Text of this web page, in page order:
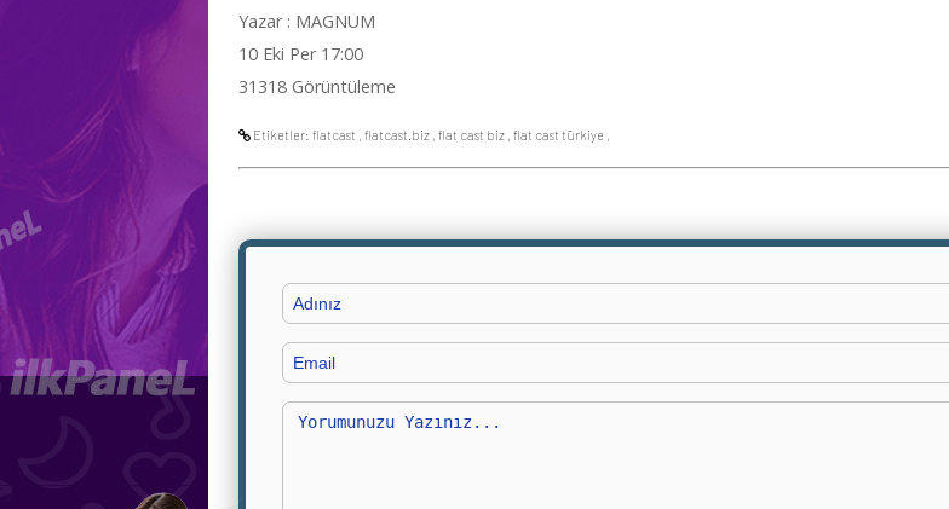
Yazar : MAGNUM
10 Eki Per 17:00
31318 Görüntüleme
Etiketler: flatcast , flatcast.biz , flat cast biz , flat cast türkiye ,
Adınız
Email
Yorumunuz